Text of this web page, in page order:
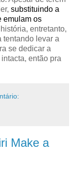
substituindo a
emulam os
entretanto,
tentando levar a
se dedicar a
então pra
Make a